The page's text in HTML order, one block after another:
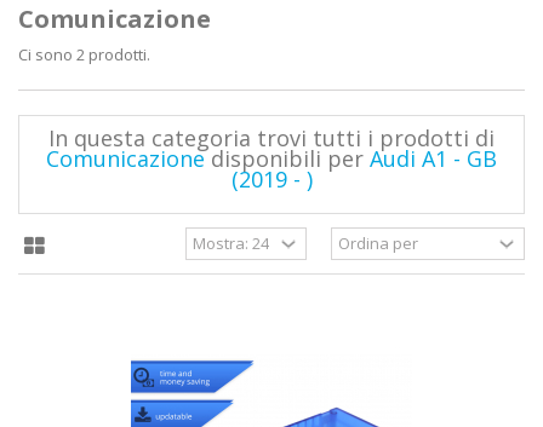
Comunicazione
Ci sono 2 prodotti.
In questa categoria trovi tutti i prodotti di
Comunicazionedisponibili per Audi A1 - GB
(2019 - )